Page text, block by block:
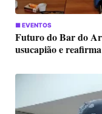
■ EVENTOS
Futuro do Bar do
usucapião e